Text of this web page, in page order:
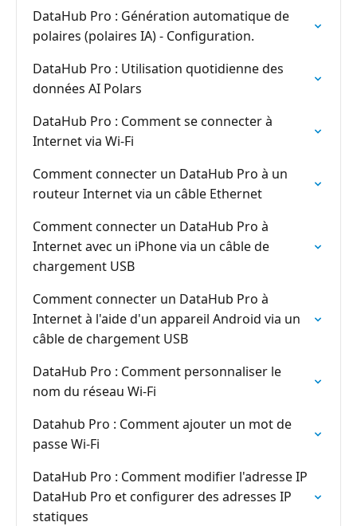
DataHub Pro : Génération automatique de
polaires (polaires IA) - Configuration.
DataHub Pro : Utilisation quotidienne des
données AI Polars
DataHub Pro : Comment se connecter à
Internet via Wi-Fi
Comment connecter un DataHub Pro à un
routeur Internet via un câble Ethernet
Comment connecter un DataHub Pro à
Internet avec un iPhone via un câble de
chargement USB
Comment connecter un DataHub Pro à
Internet à l'aide d'un appareil Android via un
câble de chargement USB
DataHub Pro : Comment personnaliser le
nom du réseau Wi-Fi
Datahub Pro : Comment ajouter un mot de
passe Wi-Fi
DataHub Pro : Comment modifier l'adresse IP
DataHub Pro et configurer des adresses IP
statiques